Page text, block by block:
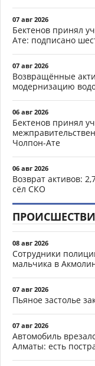
07 авг 2026
Бектенов принял
Ате: подписано
07 авг 2026
Возвращённые
модернизацию
06 авг 2026
Бектенов принял
Чолпон-Ате
06 авг 2026
Возврат активов:
сёл СКО
08 авг 2026
Сотрудники
мальчика в
07 авг 2026
Пьяное застолье
07 авг 2026
Автомобиль
Алматы: есть